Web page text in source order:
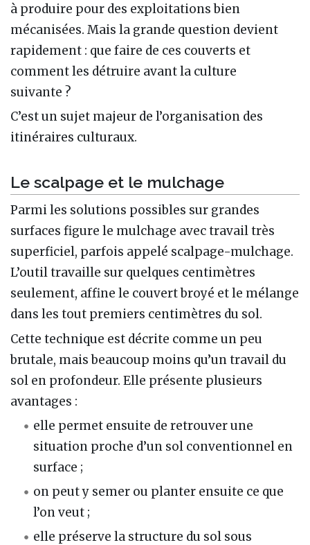
à produire pour des exploitations bien
mécanisées. Mais la grande question devient
rapidement : que faire de ces couverts et
comment les détruire avant la culture
suivante ?
C’est un sujet majeur de l’organisation des
itinéraires culturaux.
Le scalpage et le mulchage
Parmi les solutions possibles sur grandes
surfaces figure le mulchage avec travail très
superficiel, parfois appelé scalpage-mulchage.
L’outil travaille sur quelques centimètres
seulement, affine le couvert broyé et le mélange
dans les tout premiers centimètres du sol.
Cette technique est décrite comme un peu
brutale, mais beaucoup moins qu’un travail du
sol en profondeur. Elle présente plusieurs
avantages :
elle permet ensuite de retrouver une
situation proche d’un sol conventionnel en
surface ;
on peut y semer ou planter ensuite ce que
l’on veut ;
elle préserve la structure du sol sous